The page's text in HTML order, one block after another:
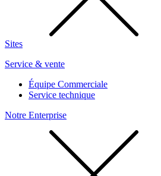
Sites
Service & vente
Équipe Commerciale
Service technique
Notre Enterprise